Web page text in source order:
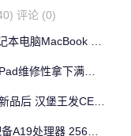
面升级
评论 (0)
Neo 起售价599美元
修性拿下满分10/10
CEO狠咬皇堡视频借势营销
容量起步 刘海屏依旧